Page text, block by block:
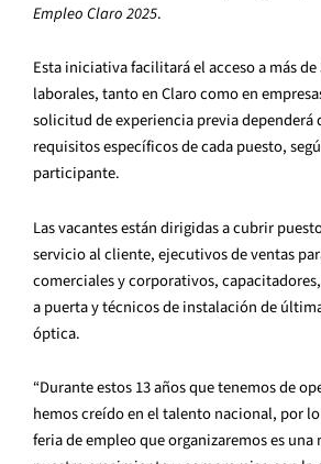
Empleo Claro 2025.
Esta iniciativa facilitará el acceso a más
laborales, tanto en Claro como en
solicitud de experiencia previa dependerá
requisitos específicos de cada puesto,
participante.
Las vacantes están dirigidas a cubrir
servicio al cliente, ejecutivos de ventas
comerciales y corporativos,
a puerta y técnicos de instalación de
óptica.
“Durante estos 13 años que tenemos de
hemos creído en el talento nacional, por
feria de empleo que organizaremos es una